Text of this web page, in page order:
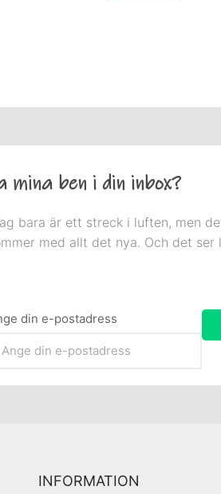
ben i din inbox?
bara är ett streck i luften, men
med allt det nya. Och det ser
din e-postadress
INFORMATION